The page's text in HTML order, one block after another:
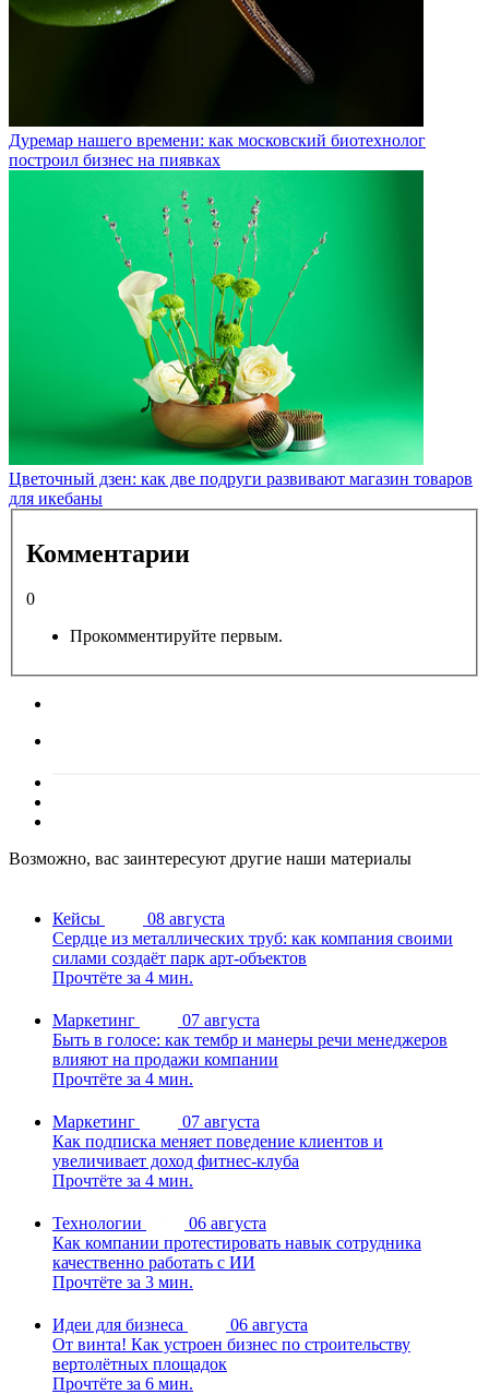
Дуремар нашего времени: как московский биотехнолог
построил бизнес на пиявках
Цветочный дзен: как две подруги развивают магазин товаров
для икебаны
Комментарии
0
Прокомментируйте первым.
Возможно, вас заинтересуют другие наши материалы
Кейсы
08 августа
Сердце из металлических труб: как компания своими
силами создаёт парк арт-объектов
Прочтёте за 4 мин.
Маркетинг
07 августа
Быть в голосе: как тембр и манеры речи менеджеров
влияют на продажи компании
Прочтёте за 4 мин.
Маркетинг
07 августа
Как подписка меняет поведение клиентов и
увеличивает доход фитнес-клуба
Прочтёте за 4 мин.
Технологии
06 августа
Как компании протестировать навык сотрудника
качественно работать с ИИ
Прочтёте за 3 мин.
Идеи для бизнеса
06 августа
От винта! Как устроен бизнес по строительству
вертолётных площадок
Прочтёте за 6 мин.